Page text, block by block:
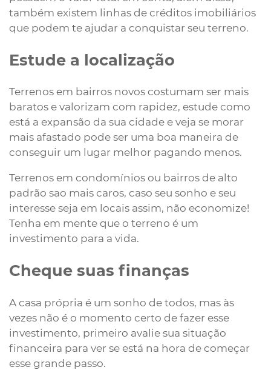
também existem linhas de créditos imobiliários
que podem te ajudar a conquistar seu terreno.
Estude a localização
Terrenos em bairros novos costumam ser mais
baratos e valorizam com rapidez, estude como
está a expansão da sua cidade e veja se morar
mais afastado pode ser uma boa maneira de
conseguir um lugar melhor pagando menos.
Terrenos em condomínios ou bairros de alto
padrão sao mais caros, caso seu sonho e seu
interesse seja em locais assim, não economize!
Tenha em mente que o terreno é um
investimento para a vida.
Cheque suas finanças
A casa própria é um sonho de todos, mas às
vezes não é o momento certo de fazer esse
investimento, primeiro avalie sua situação
financeira para ver se está na hora de começar
esse grande passo.